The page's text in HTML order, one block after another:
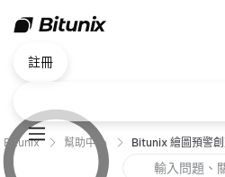
註冊
Bitunix 幫助中心 Bitunix 繪圖預警